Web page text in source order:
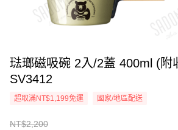
琺瑯磁吸碗 2入/2蓋 400ml (附
SV3412
超取滿NT$1,199免運 國家/地區配送
NT$2,200